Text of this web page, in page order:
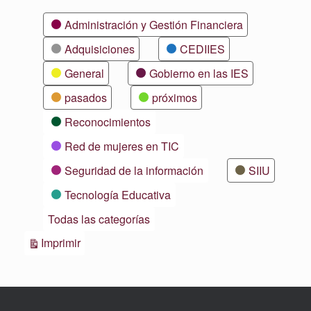
CategoríasAdministración y Gestión Financiera
Adquisiciones
CEDIIES
General
Gobierno en las IES
pasados
próximos
Reconocimientos
Red de mujeres en TIC
Seguridad de la información
SIIU
Tecnología Educativa
Todas las categorías
ImprimirVistas